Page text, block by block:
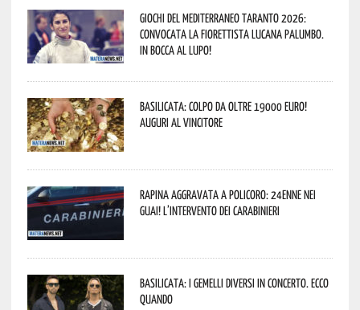
Giochi del Mediterraneo Taranto 2026:
convocata la fiorettista lucana Palumbo.
In bocca al lupo!
Basilicata: colpo da oltre 19000 Euro!
Auguri al vincitore
Rapina aggravata a Policoro: 24enne nei
guai! L’intervento dei Carabinieri
Basilicata: i Gemelli DiVersi in concerto. Ecco
quando